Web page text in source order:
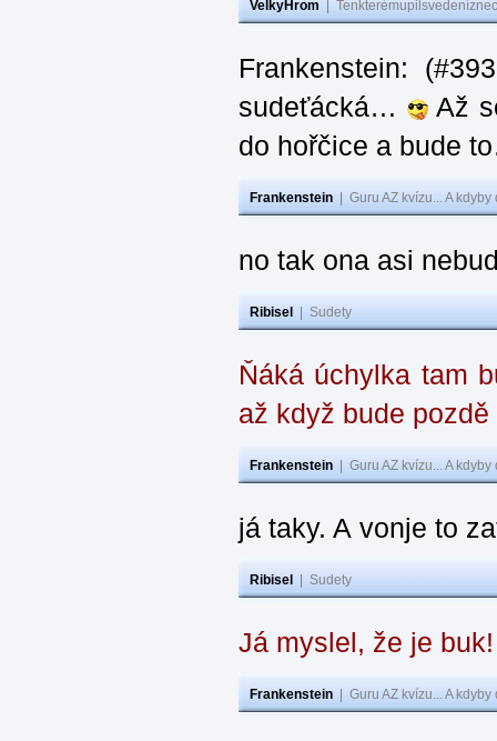
VelkyHrom
Frankenstein:
sudeťácká…
Až
do hořčice a bude
Frankenstein Guru AZ kvízu... A
no tak ona asi
Ribisel Sudety
Ňáká úchylka tam
až když bude pozdě
Frankenstein Guru AZ kvízu... A
já taky. A vonje to
Ribisel Sudety
Já myslel, že je
Frankenstein Guru AZ kvízu... A